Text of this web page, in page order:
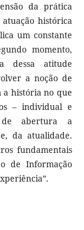
da prática
histórica
um constante
momento,
dessa atitude
a noção de
a história no que
– individual e
de abertura a
da atualidade.
fundamentais
de Informação